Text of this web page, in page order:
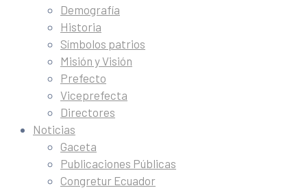
Demografía
Historia
Símbolos patrios
Misión y Visión
Prefecto
Viceprefecta
Directores
Noticias
Gaceta
Publicaciones Públicas
Congretur Ecuador